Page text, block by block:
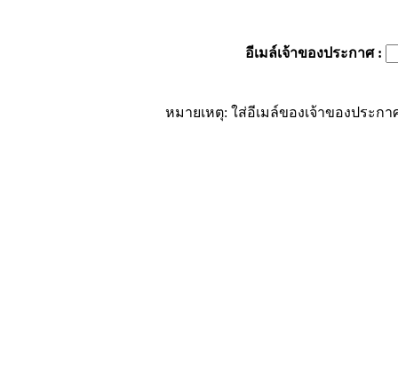
อีเมล์เจ้าของประกาศ:
หมายเหตุ: ใส่อีเมล์ของเจ้าของประก